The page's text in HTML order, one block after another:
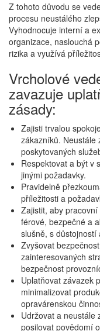
Z tohoto důvodu se
procesu neustálého
Vyhodnocuje interní a
organizace, naslouchá
rizika a využívá
Vrcholové
zavazuje
zásady:
Zajisti trvalou
zákazníků. Neustále
poskytovaných
Respektovat a být v
jinými požadavky.
Pravidelně
příležitosti a
Zajistit, aby
férové, bezpečné a
slušně, s důstojností
Zvyšovat
zainteresovaných
bezpečnost
Uplatňovat závazek
minimalizovat
opravárenskou
Udržovat a neustále
posilovat povědomí